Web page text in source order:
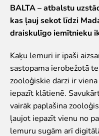
Biežāk uzdotie jautājumi
Ziedo un atbalsti
Ekskursijas
Atvērtās ekskursijas
Dzimšanas diena Rīga
Rīga ZOO slavenībām
Cik dažādi mēs esam
Zvērīgi Seksīgi/Riests
Visas ekskursijas
BALTA – atbalstu
kas ļauj sekot līdzi
draiskulīgo iemītnieku
Kaķu lemuri ir īpaši
sastopama ierobežotā
zooloģiskie dārzi ir
iepazīt klātienē.
vairāk paplašina
ļaujot iepazīt vienu no
lemuru sugām arī